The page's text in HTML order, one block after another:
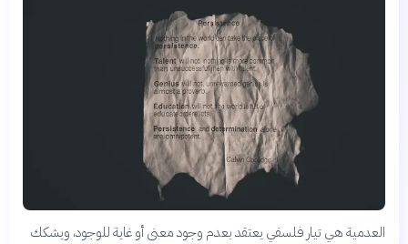
العدمية هي تيار فلسفي يعتقد بعدم وجود معنى أو غاية للوجود، ويشكك